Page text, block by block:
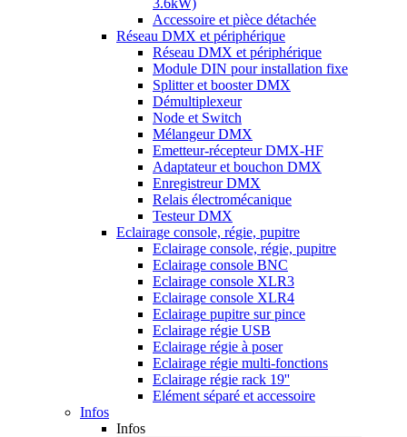
3.6kW)
Accessoire et pièce détachée
Réseau DMX et périphérique
Réseau DMX et périphérique
Module DIN pour installation fixe
Splitter et booster DMX
Démultiplexeur
Node et Switch
Mélangeur DMX
Emetteur-récepteur DMX-HF
Adaptateur et bouchon DMX
Enregistreur DMX
Relais électromécanique
Testeur DMX
Eclairage console, régie, pupitre
Eclairage console, régie, pupitre
Eclairage console BNC
Eclairage console XLR3
Eclairage console XLR4
Eclairage pupitre sur pince
Eclairage régie USB
Eclairage régie à poser
Eclairage régie multi-fonctions
Eclairage régie rack 19''
Elément séparé et accessoire
Infos
Infos